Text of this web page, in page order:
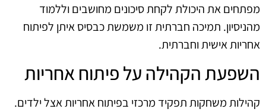
מפתחים את היכולת לקחת סיכונים מחושבים וללמוד
מהניסיון. תמיכה חברתית זו משמשת כבסיס איתן לפיתוח
אחריות אישית וחברתית.
השפעת הקהילה על פיתוח אחריות
קהילות משחקות תפקיד מרכזי בפיתוח אחריות אצל ילדים.